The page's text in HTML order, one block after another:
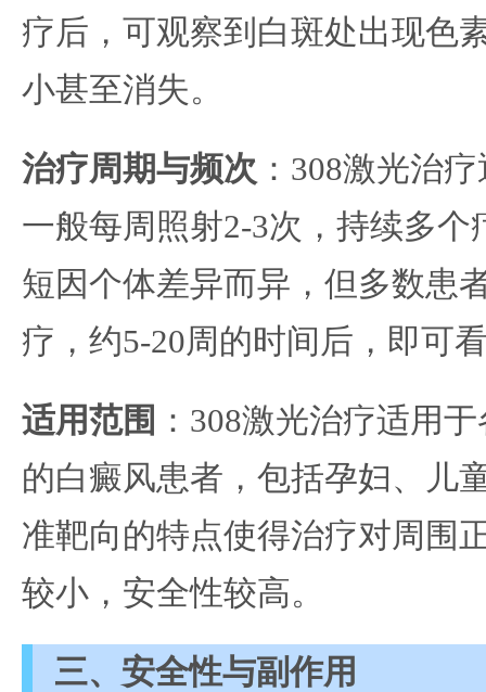
疗后，可观察到白斑处出现色
小甚至消失。
治疗周期与频次 ：308激光治
一般每周照射2-3次，持续多
短因个体差异而异，但多数患
疗，约5-20周的时间后，即可
适用范围 ：308激光治疗适用
的白癜风患者，包括孕妇、儿
准靶向的特点使得治疗对周围
较小，安全性较高。
三、安全性与副作用